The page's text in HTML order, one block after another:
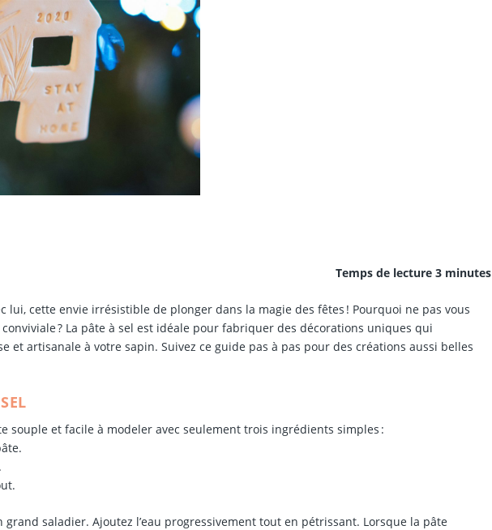
Temps de lecture 3 minutes
lui, cette envie irrésistible de plonger dans la magie des fêtes ! Pourquoi ne pas vous
? La pâte à sel est idéale pour fabriquer des décorations uniques qui
et artisanale à votre sapin. Suivez ce guide pas à pas pour des créations aussi belles
souple et facile à modeler avec seulement trois ingrédients simples :
saladier. Ajoutez l’eau progressivement tout en pétrissant. Lorsque la pâte